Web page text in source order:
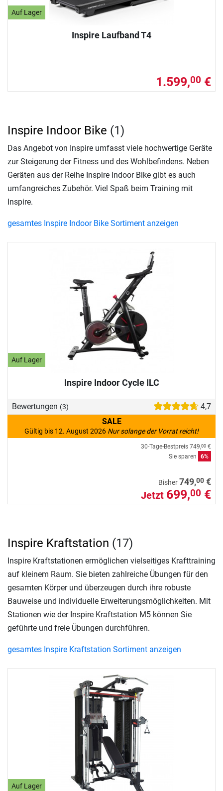
Auf Lager
Inspire Laufband T4
1.599,00 €
Auf Lager
Inspire Indoor Cycle ILC
Bewertungen (3)
4,7
SALE
Gültig bis 12. August 2026 Nur solange der Vorrat reicht!
30-Tage-Bestpreis 749,00 €
Sie sparen
6%
Bisher749,00 €
Jetzt 699,00 €
Inspire Indoor Bike (1)
Das Angebot von Inspire umfasst viele hochwertige Geräte
zur Steigerung der Fitness und des Wohlbefindens. Neben
Geräten aus der Reihe Inspire Indoor Bike gibt es auch
umfangreiches Zubehör. Viel Spaß beim Training mit
Inspire.
gesamtes Inspire Indoor Bike Sortiment anzeigen
Auf Lager
Inspire Kraftstation (17)
Inspire Kraftstationen ermöglichen vielseitiges Krafttraining
auf kleinem Raum. Sie bieten zahlreiche Übungen für den
gesamten Körper und überzeugen durch ihre robuste
Bauweise und individuelle Erweiterungsmöglichkeiten. Mit
Stationen wie der Inspire Kraftstation M5 können Sie
geführte und freie Übungen durchführen.
gesamtes Inspire Kraftstation Sortiment anzeigen